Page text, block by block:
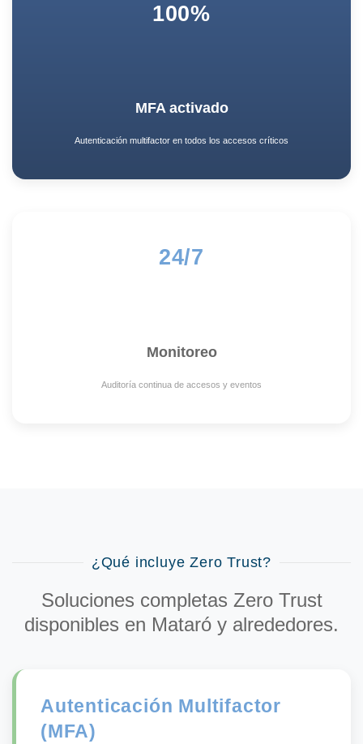
100%
MFA activado
Autenticación multifactor en todos los accesos críticos
24/7
Monitoreo
Auditoría continua de accesos y eventos
¿Qué incluye Zero Trust?
Soluciones completas Zero Trust
disponibles en Mataró y alrededores.
Autenticación Multifactor
(MFA)